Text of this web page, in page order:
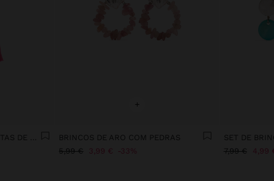
BRINCOS COMPRIDOS CONTAS DE PEDRA E BORLAS
+
BRINCOS DE ARO COM PEDRAS
5,99 €
3,99 € 33% 7,99 € 4,99